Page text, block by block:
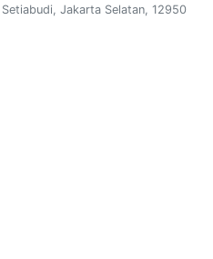
Jakarta Selatan, 12950